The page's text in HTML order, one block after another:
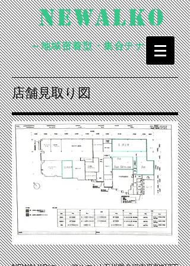
NEWALKO
～地域密着型・集合テナント～
店舗見取り図